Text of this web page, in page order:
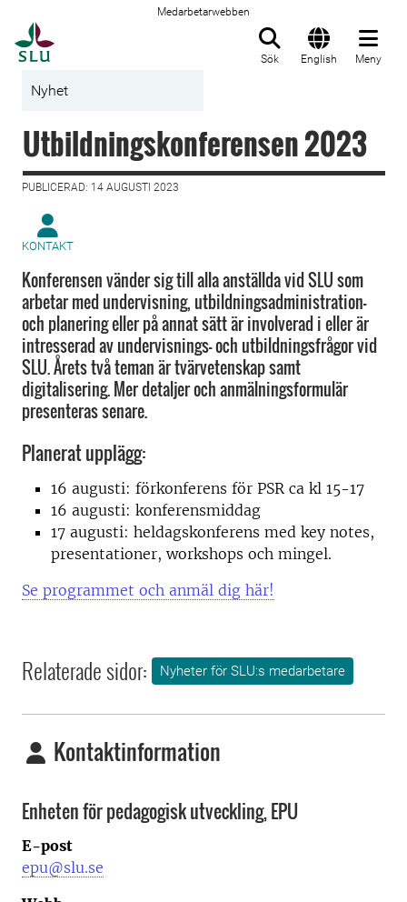
Medarbetarwebben
Sök English Meny
Nyhet
Utbildningskonferensen 2023
PUBLICERAD: 14 AUGUSTI 2023
KONTAKT
Konferensen vänder sig till alla anställda vid SLU som
arbetar med undervisning, utbildningsadministration-
och planering eller på annat sätt är involverad i eller är
intresserad av undervisnings- och utbildningsfrågor vid
SLU. Årets två teman är tvärvetenskap samt
digitalisering. Mer detaljer och anmälningsformulär
presenteras senare.
Planerat upplägg:
16 augusti: förkonferens för PSR ca kl 15-17
16 augusti: konferensmiddag
17 augusti: heldagskonferens med key notes,
presentationer, workshops och mingel.
Se programmet och anmäl dig här!
Relaterade sidor: Nyheter för SLU:s medarbetare
Kontaktinformation
Enheten för pedagogisk utveckling, EPU
E-post
epu@slu.se